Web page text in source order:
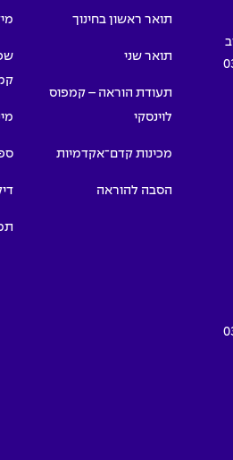
תואר ראשון בחינוך
תואר שני
תעודת הוראה – קמפוס
לוינסקי
מכינות קדם־אקדמיות
הסבה להוראה